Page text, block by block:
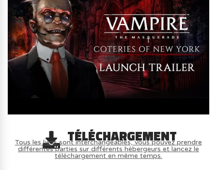
TÉLÉCHARGEMENT
Tous les liens sont interchangeables, vous pouvez prendre
différentes parties sur différents hébergeurs et lancez le
téléchargement en même temps.